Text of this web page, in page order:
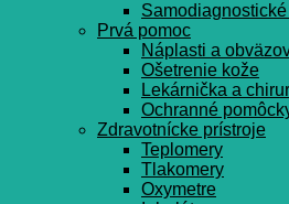
Prvá pomoc
Náplasti a
Ošetrenie kože
Lekárnička a
Ochranné
Zdravotnícke prístroje
Teplomery
Tlakomery
Oxymetre